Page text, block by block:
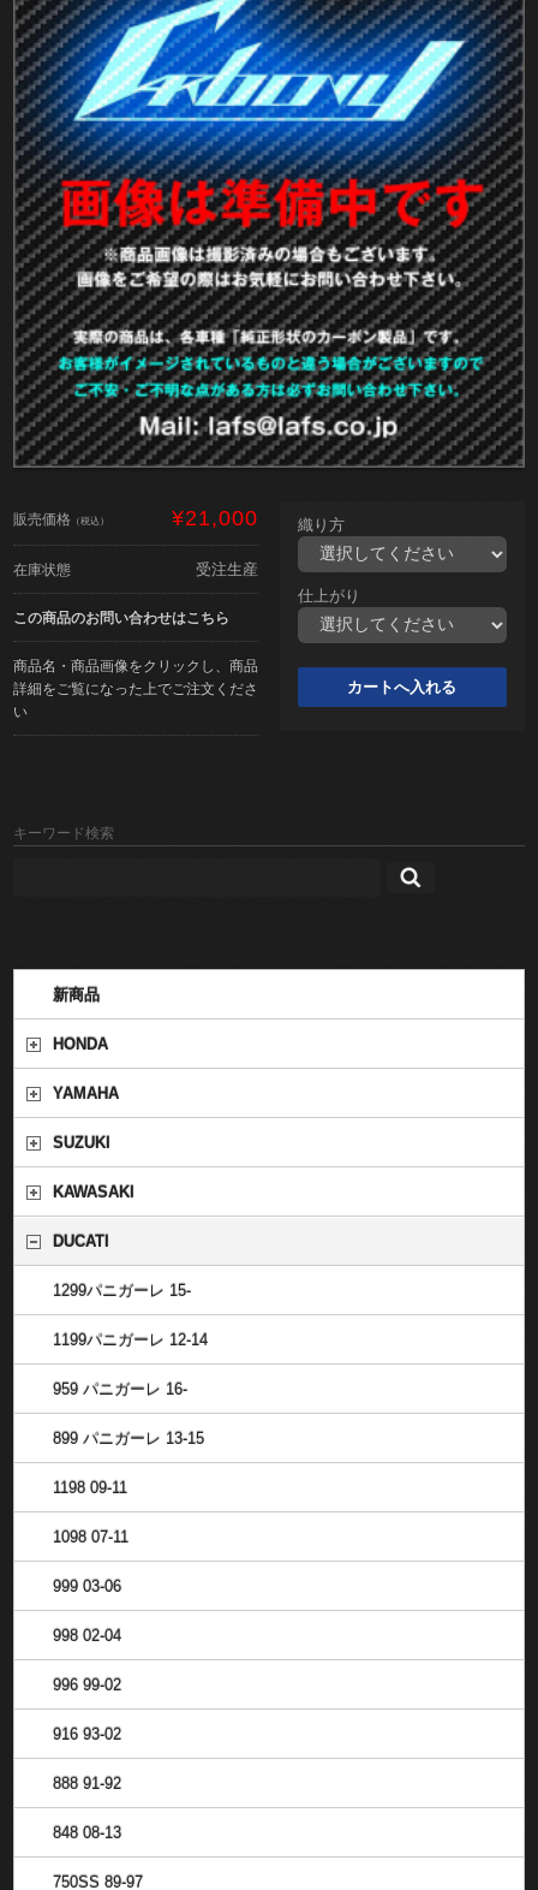
販売価格 （税込） ¥21,000
在庫状態 受注生産
この商品のお問い合わせはこちら
商品名・商品画像をクリックし、商品
詳細をご覧になった上でご注文くださ
い
織り方
仕上がり
キーワード検索
新商品
HONDA
YAMAHA
SUZUKI
KAWASAKI
DUCATI
1299パニガーレ 15-
1199パニガーレ 12-14
959 パニガーレ 16-
899 パニガーレ 13-15
1198 09-11
1098 07-11
999 03-06
998 02-04
996 99-02
916 93-02
888 91-92
848 08-13
750SS 89-97